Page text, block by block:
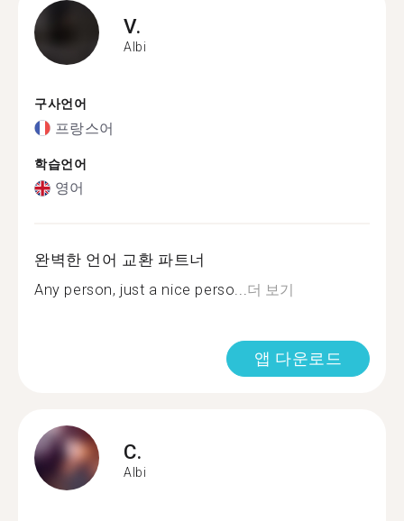
V.
Albi
구사언어
프랑스어
학습언어
영어
완벽한 언어 교환 파트너
Any person, just a nice perso...더 보기
앱 다운로드
C.
Albi